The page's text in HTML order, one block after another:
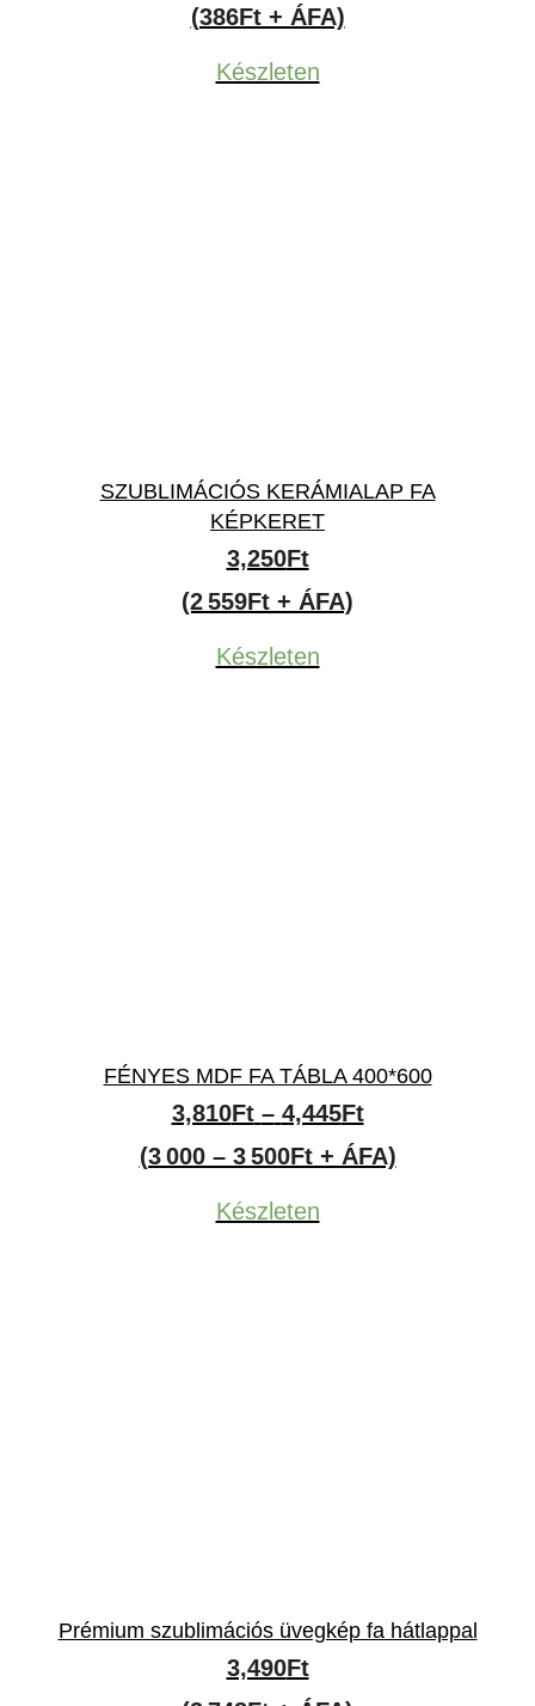
price
was:
price
(386Ft + ÁFA)
Készleten
SZUBLIMÁCIÓS KERÁMIALAP FA
KÉPKERET
3,250Ft
(2 559Ft + ÁFA)
Készleten
FÉNYES MDF FA TÁBLA 400*600
3,810Ft – 4,445FtÁrtartomány:
3,810Ft
(3 000 – 3 500Ft + ÁFA)
Készleten
Prémium szublimációs üvegkép fa hátlappal
3,490Ft